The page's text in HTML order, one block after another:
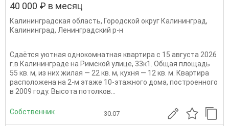
40 000 ₽ в месяц
Калининградская область, Городской округ Калининград,
Калининград, Ленинградский р-н
Сдаётся уютная однокомнатная квартира с 15 августа 2026
г.в Калининграде на Римской улице, 33к1. Общая площадь
55 кв. м, из них жилая — 22 кв. м, кухня — 12 кв. м. Квартира
расположена на 2-м этаже 10-этажного дома, построенного
в 2009 году. Высота потолков...
Собственник 30.07